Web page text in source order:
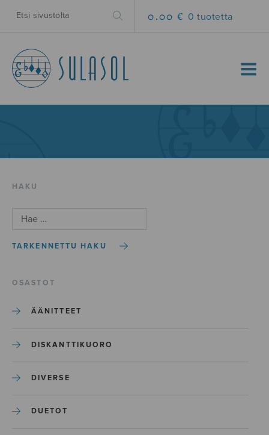
0.00 € 0 tuotetta
MENU
HAKU
TARKENNETTU HAKU
OSASTOT
ÄÄNITTEET
DISKANTTIKUORO
DIVERSE
DUETOT